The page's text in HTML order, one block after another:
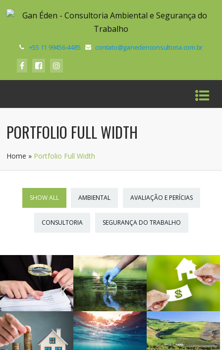
+55 11 99456-4485 contato@ganedenconsultoria.com.br
PORTFOLIO FULL WIDTH
Home » Portfolio Full Width
SHOW ALL AMBIENTAL AVALIAÇÃO E PERÍCIAS
CONSULTORIA SEGURANÇA DO TRABALHO